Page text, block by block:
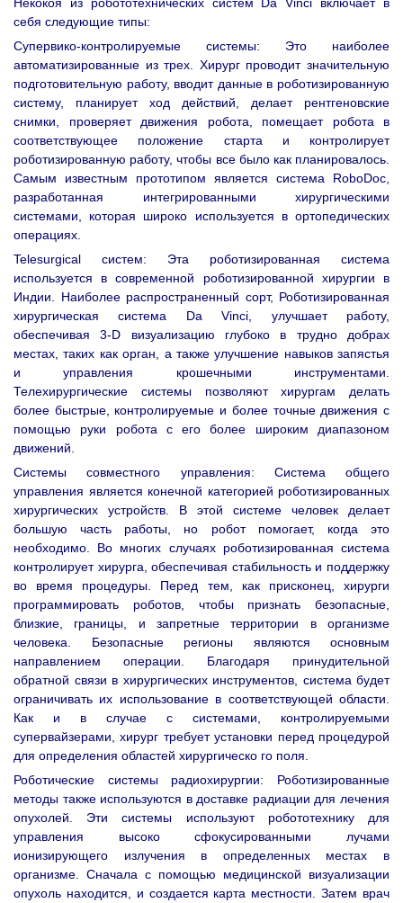
себя следующие типы:
Супервико-контролируемые системы: Это наиболее
автоматизированные из трех. Хирург проводит значительную
подготовительную работу, вводит данные в роботизированную
систему, планирует ход действий, делает рентгеновские
снимки, проверяет движения робота, помещает робота в
соответствующее положение старта и контролирует
роботизированную работу, чтобы все было как планировалось.
Самым известным прототипом является система RoboDoc,
разработанная интегрированными хирургическими
системами, которая широко используется в ортопедических
операциях.
Telesurgical систем: Эта роботизированная система
используется в современной роботизированной хирургии в
Индии. Наиболее распространенный сорт, Роботизированная
хирургическая система Da Vinci, улучшает работу,
обеспечивая 3-D визуализацию глубоко в трудно добрах
местах, таких как орган, а также улучшение навыков запястья
и управления крошечными инструментами.
Телехирургические системы позволяют хирургам делать
более быстрые, контролируемые и более точные движения с
помощью руки робота с его более широким диапазоном
движений.
Системы совместного управления: Система общего
управления является конечной категорией роботизированных
хирургических устройств. В этой системе человек делает
большую часть работы, но робот помогает, когда это
необходимо. Во многих случаях роботизированная система
контролирует хирурга, обеспечивая стабильность и поддержку
во время процедуры. Перед тем, как присконец, хирурги
программировать роботов, чтобы признать безопасные,
близкие, границы, и запретные территории в организме
человека. Безопасные регионы являются основным
направлением операции. Благодаря принудительной
обратной связи в хирургических инструментов, система будет
ограничивать их использование в соответствующей области.
Как и в случае с системами, контролируемыми
супервайзерами, хирург требует установки перед процедурой
для определения областей хирургическо го поля.
Роботические системы радиохирургии: Роботизированные
методы также используются в доставке радиации для лечения
опухолей. Эти системы используют робототехнику для
управления высоко сфокусированными лучами
ионизирующего излучения в определенных местах в
организме. Сначала с помощью медицинской визуализации
опухоль находится, и создается карта местности. Затем врач